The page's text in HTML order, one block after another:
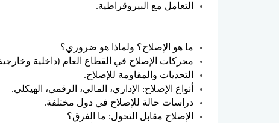
التعامل مع البيروقراطية.
ما هو الإصلاح؟ ولماذا هو ضروري؟
محركات الإصلاح في القطاع العام (داخلية
التحديات والمقاومة للإصلاح.
أنواع الإصلاح: الإداري، المالي، الرقمي، الهيكلي.
دراسات حالة للإصلاح في دول مختلفة.
الإصلاح مقابل التحول: ما الفرق؟